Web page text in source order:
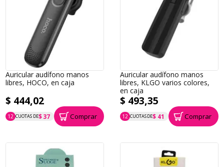
Auricular audífono manos
libres, HOCO, en caja
$ 444,02
12 CUOTAS DE$ 37
P.T.F. $ 444 Comprar
Auricular audífono manos
libres, KLGO varios colores,
en caja
$ 493,35
12 CUOTAS DE$ 41
P.T.F. $ 493 Comprar